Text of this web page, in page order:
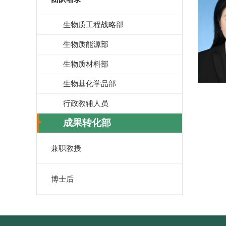
生物质工程战略部
生物质能源部
生物质材料部
生物基化学品部
行政教辅人员
成果转化部
兼职教授
博士后